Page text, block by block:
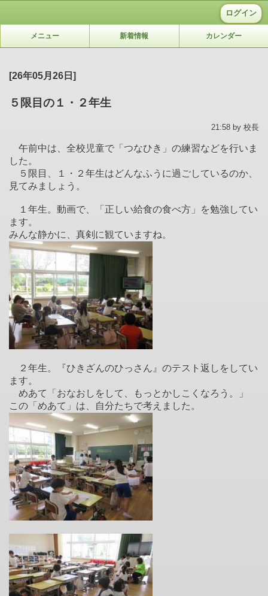
ログイン
メニュー 新着情報 カレンダー
[26年05月26日]
５限目の１・２年生
21:58 by 校長
午前中は、全校児童で「つなひき」の練習などを行いま
した。
５限目、１・２年生はどんなふうに過ごしているのか、
見てみましょう。
１年生。動画で、「正しい給食の食べ方」を勉強してい
ます。
みんな静かに、真剣に観ていますね。
２年生。『ひきざんのひっさん』のテスト返しをしてい
ます。
めあて「おなおしをして、もっとかしこくなろう。」
この「めあて」は、自分たちで考えました。